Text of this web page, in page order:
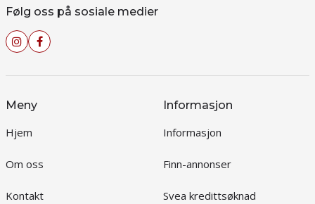
Følg oss på sosiale medier
Meny
Hjem
Om oss
Kontakt
Informasjon
Informasjon
Finn-annonser
Svea kredittsøknad